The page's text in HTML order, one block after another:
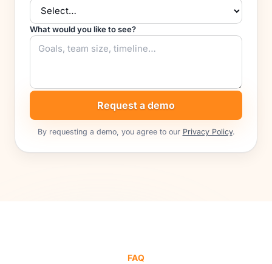
What would you like to see?
Request a demo
By requesting a demo, you agree to our Privacy Policy.
FAQ